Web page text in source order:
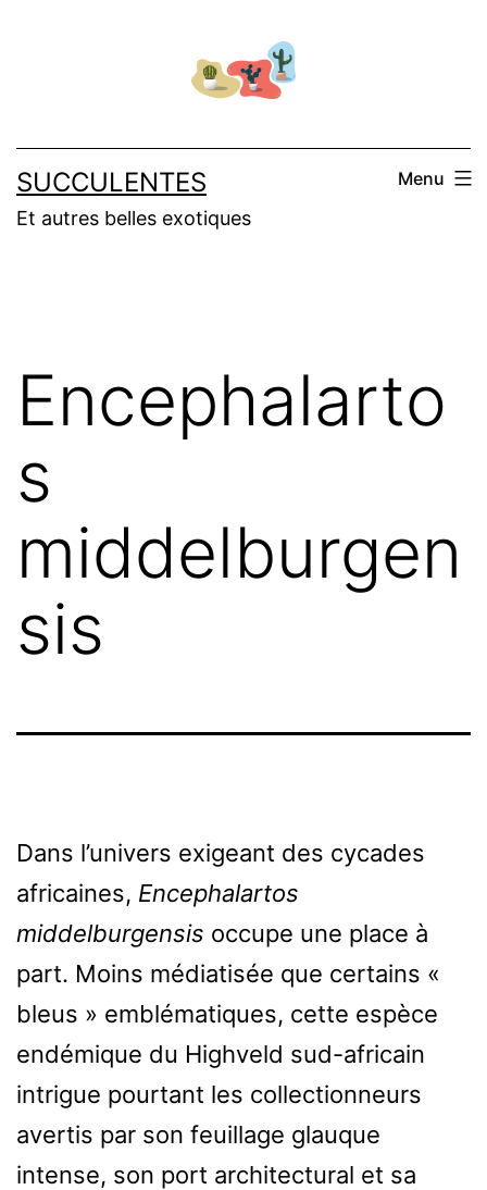
SUCCULENTES
Et autres belles exotiques
Menu
Encephalarto
s
middelburgen
sis
Dans l’univers exigeant des cycades
africaines, Encephalartos
middelburgensis occupe une place à
part. Moins médiatisée que certains «
bleus » emblématiques, cette espèce
endémique du Highveld sud-africain
intrigue pourtant les collectionneurs
avertis par son feuillage glauque
intense, son port architectural et sa